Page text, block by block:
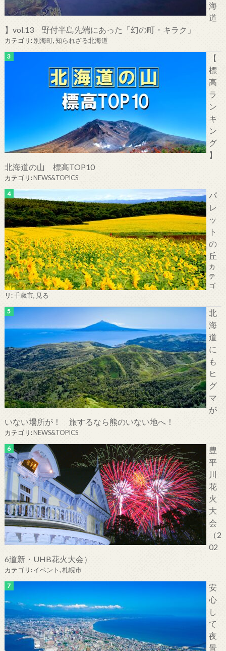
海
道
】vol.13 野付半島先端にあった「幻の町・キラク」
カテゴリ:別海町,知られざる北海道
【
標
高
ラ
ン
キ
ン
グ
】
北海道の山 標高TOP10
カテゴリ:NEWS&TOPICS
パ
レ
ッ
ト
の
丘
カ
テ
ゴ
リ:千歳市, 見る
北
海
道
に
も
ヒ
グ
マ
が
いない場所が！ 旅するなら熊のいない地へ！
カテゴリ:NEWS&TOPICS
豊
平
川
花
火
大
会
（2
02
6道新・UHB花火大会）
カテゴリ:イベント,札幌市
安
心
し
て
夜
景